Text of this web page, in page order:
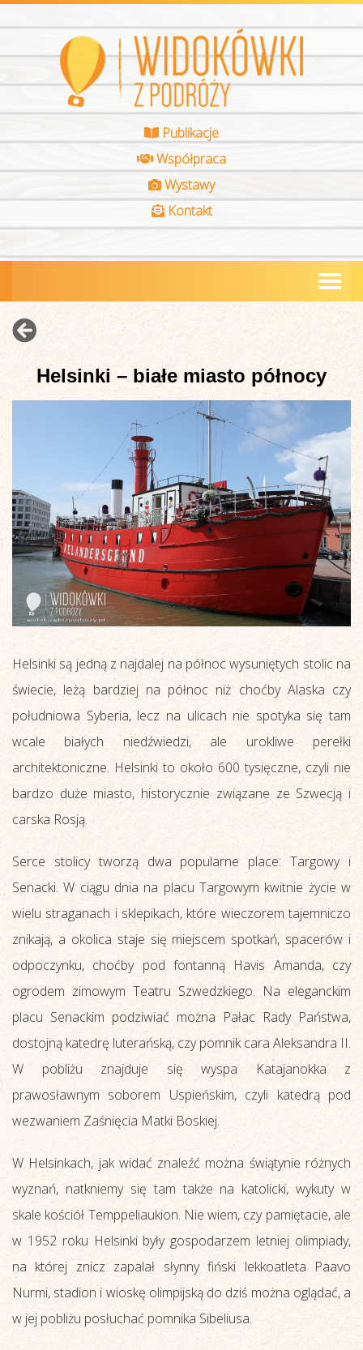
Publikacje
Współpraca
Wystawy
Kontakt
Helsinki – białe miasto północy
Helsinki są jedną z najdalej na północ wysuniętych stolic na
świecie, leżą bardziej na północ niż choćby Alaska czy
południowa Syberia, lecz na ulicach nie spotyka się tam
wcale białych niedźwiedzi, ale urokliwe perełki
architektoniczne. Helsinki to około 600 tysięczne, czyli nie
bardzo duże miasto, historycznie związane ze Szwecją i
carska Rosją.
Serce stolicy tworzą dwa popularne place: Targowy i
Senacki. W ciągu dnia na placu Targowym kwitnie życie w
wielu straganach i sklepikach, które wieczorem tajemniczo
znikają, a okolica staje się miejscem spotkań, spacerów i
odpoczynku, choćby pod fontanną Havis Amanda, czy
ogrodem zimowym Teatru Szwedzkiego. Na eleganckim
placu Senackim podziwiać można Pałac Rady Państwa,
dostojną katedrę luterańską, czy pomnik cara Aleksandra II.
W pobliżu znajduje się wyspa Katajanokka z
prawosławnym soborem Uspieńskim, czyli katedrą pod
wezwaniem Zaśnięcia Matki Boskiej.
W Helsinkach, jak widać znaleźć można świątynie różnych
wyznań, natkniemy się tam także na katolicki, wykuty w
skale kościół Temppeliaukion. Nie wiem, czy pamiętacie, ale
w 1952 roku Helsinki były gospodarzem letniej olimpiady,
na której znicz zapalał słynny fiński lekkoatleta Paavo
Nurmi, stadion i wioskę olimpijską do dziś można oglądać, a
w jej pobliżu posłuchać pomnika Sibeliusa.